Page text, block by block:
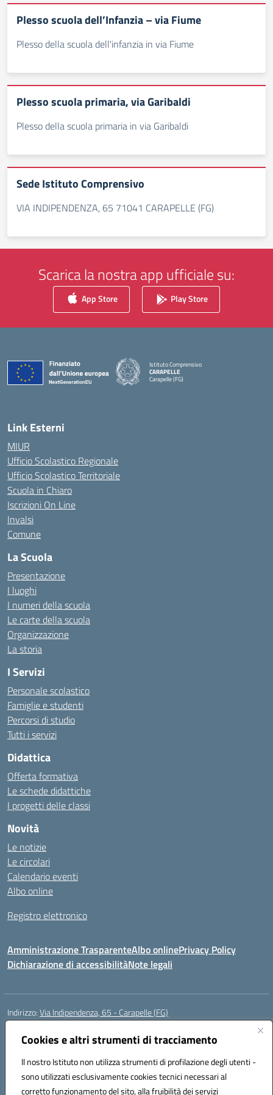
Cookies e altri strumenti di tracciamento
Il nostro Istituto non utilizza strumenti di profilazione degli utenti -
sono utilizzati esclusivamente cookies tecnici necessari al
corretto funzionamento del sito, alla fruibilità dei servizi
Plesso scuola dell’Infanzia – via Fiume
Plesso della scuola dell'infanzia in via Fiume
Plesso scuola primaria, via Garibaldi
Plesso della scuola primaria in via Garibaldi
Sede Istituto Comprensivo
VIA INDIPENDENZA, 65 71041 CARAPELLE (FG)
Scarica la nostra app ufficiale su:
App Store Play Store
Istituto Comprensivo
CARAPELLE
Carapelle (FG)
— Visita la pagina iniziale della scuola
Link Esterni
MIUR
Ufficio Scolastico Regionale
Ufficio Scolastico Territoriale
Scuola in Chiaro
Iscrizioni On Line
Invalsi
Comune
La Scuola
Presentazione
I luoghi
I numeri della scuola
Le carte della scuola
Organizzazione
La storia
I Servizi
Personale scolastico
Famiglie e studenti
Percorsi di studio
Tutti i servizi
Didattica
Offerta formativa
Le schede didattiche
I progetti delle classi
Novità
Le notizie
Le circolari
Calendario eventi
Albo online
Registro elettronico
Amministrazione TrasparenteAlbo onlinePrivacy Policy
Dichiarazione di accessibilitàNote legali
Indirizzo:Via Indipendenza, 65 - Carapelle (FG)
Centralino:
Posta elettronica certificata (PEC):fgic822001@pec.istruzione.it
Codice fiscale: 90015720718
Codice meccanografico:FGIC822001
Codice Indice delle Pubbliche Amministrazioni (IPA): istsc_fgic822001